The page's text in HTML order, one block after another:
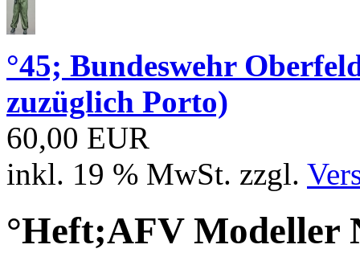
°45; Bundeswehr
zuzüglich Porto)
60,00 EUR
inkl. 19 % MwSt. zzgl.
°Heft;AFV Modeller